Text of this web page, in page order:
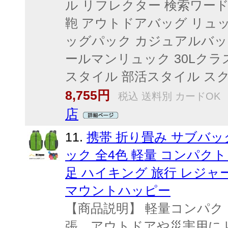
ル リフレクター 検索ワー
鞄 アウトドアバッグ リュ
ッグパック カジュアルバ
ールマンリュック 30Lク
スタイル 部活スタイル ス
8,755円
税込 送料別 カードOK
店
11. 携帯 折り畳み サブバ
ック 全4色 軽量 コンパク
足 ハイキング 旅行 レジャ
マウントハッピー
【商品説明】 軽量コンパ